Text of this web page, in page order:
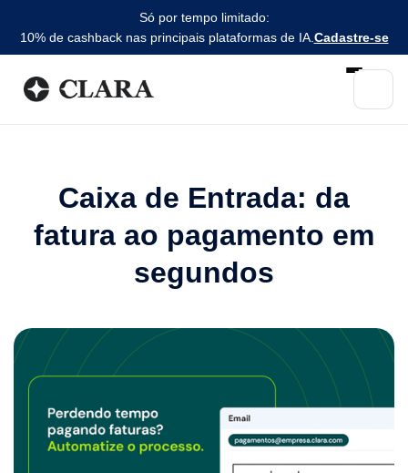
Só por tempo limitado:
10% de cashback nas principais plataformas de IA. Cadastre-se
Caixa de Entrada: da
fatura ao pagamento em
segundos